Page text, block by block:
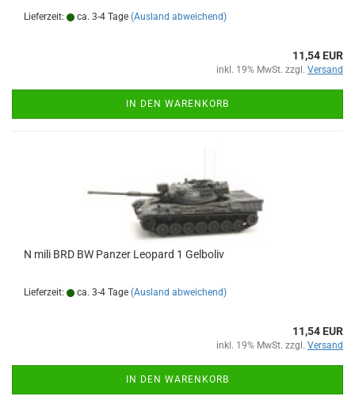
Lieferzeit: ca. 3-4 Tage (Ausland abweichend)
11,54 EUR
inkl. 19% MwSt. zzgl. Versand
IN DEN WARENKORB
N mili BRD BW Panzer Leopard 1 Gelboliv
Lieferzeit: ca. 3-4 Tage (Ausland abweichend)
11,54 EUR
inkl. 19% MwSt. zzgl. Versand
IN DEN WARENKORB